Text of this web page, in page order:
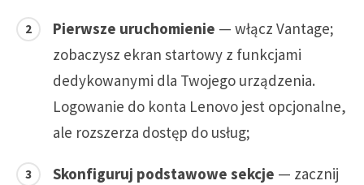
Pierwsze uruchomienie — włącz Vantage;
zobaczysz ekran startowy z funkcjami
dedykowanymi dla Twojego urządzenia.
Logowanie do konta Lenovo jest opcjonalne,
ale rozszerza dostęp do usług;
Skonfiguruj podstawowe sekcje — zacznij